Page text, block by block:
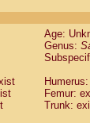
(0)
(0)
(1)
Age:
Genus:
Femur:
Trunk: